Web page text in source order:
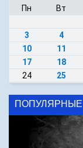
Пн Вт
3
4
10
11
17
18
24
25